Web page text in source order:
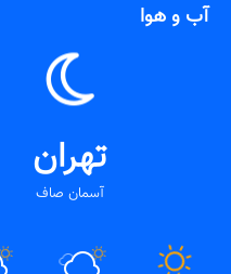
آب و هوا
تهران
آسمان صاف